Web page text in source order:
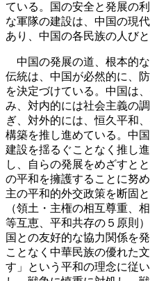
ている。国の安全と発展の
な軍隊の建設は、中国の現
あり、中国の各民族の人び
中国の発展の道、根本的
伝統は、中国が必然的に、
を決定づけている。中国は
み、対内的には社会主義の
ぎ、対外的には、恒久平和
構築を推し進めている。中
建設を揺るぐことなく推し
し、自らの発展をめざすと
の平和を擁護することに努
主の平和的外交政策を断固
（領土・主権の相互尊重、
等互恵、平和共存の５原則
国との友好的な協力関係を
ことなく中華民族の優れた
す」という平和の理念に従